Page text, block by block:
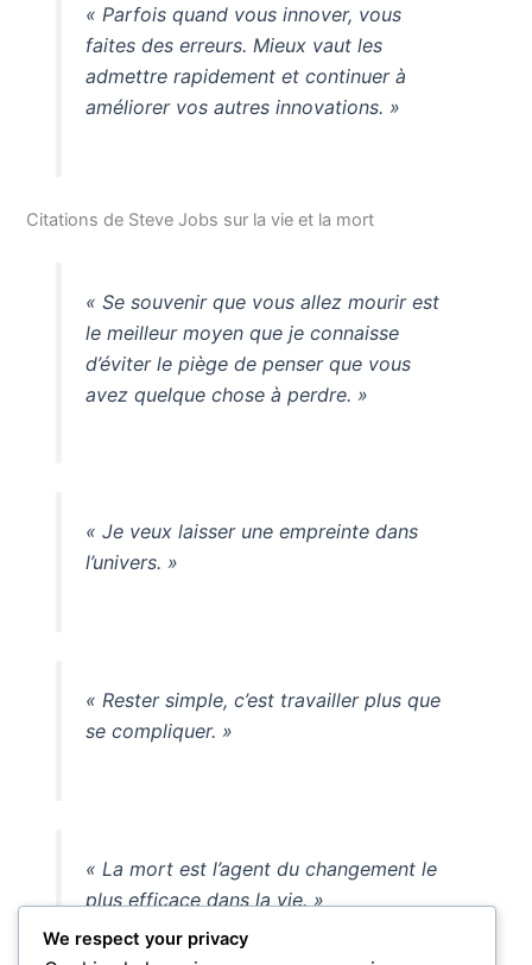
« Parfois quand vous innover, vous
faites des erreurs. Mieux vaut les
admettre rapidement et continuer à
améliorer vos autres innovations. »
Citations de Steve Jobs sur la vie et la mort
« Se souvenir que vous allez mourir est
le meilleur moyen que je connaisse
d’éviter le piège de penser que vous
avez quelque chose à perdre. »
« Je veux laisser une empreinte dans
l’univers. »
« Rester simple, c’est travailler plus que
se compliquer. »
« La mort est l’agent du changement le
plus efficace dans la vie. »
We respect your privacy